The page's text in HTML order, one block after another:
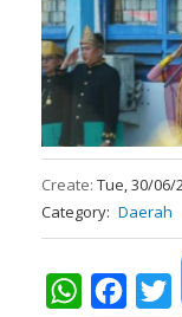
Create: Tue, 30/06/
Category Daerah
WhatsApp